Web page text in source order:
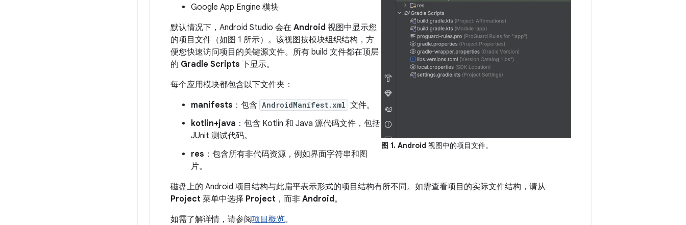
图 1. Android 视图中的项目文件。
Google App Engine 模块
默认情况下，Android Studio 会在 Android 视图中显示您
的项目文件（如图 1 所示）。该视图按模块组织结构，方
便您快速访问项目的关键源文件。所有 build 文件都在顶层
的 Gradle Scripts 下显示。
每个应用模块都包含以下文件夹：
manifests ：包含 AndroidManifest.xml 文件。
kotlin+java ：包含 Kotlin 和 Java 源代码文件，包括
JUnit 测试代码。
res ：包含所有非代码资源，例如界面字符串和图
片。
磁盘上的 Android 项目结构与此扁平表示形式的项目结构有所不同。如需查看项目的实际文件结构，请从
Project 菜单中选择 Project ，而非 Android。
如需了解详情，请参阅项目概览。